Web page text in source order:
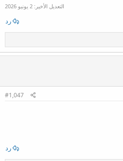
التعديل الأخير: 2 يونيو 2026
رد
#1,047
رد